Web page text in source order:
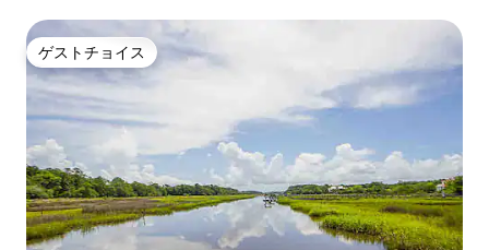
ゲストチョイス
ゲストチョイス